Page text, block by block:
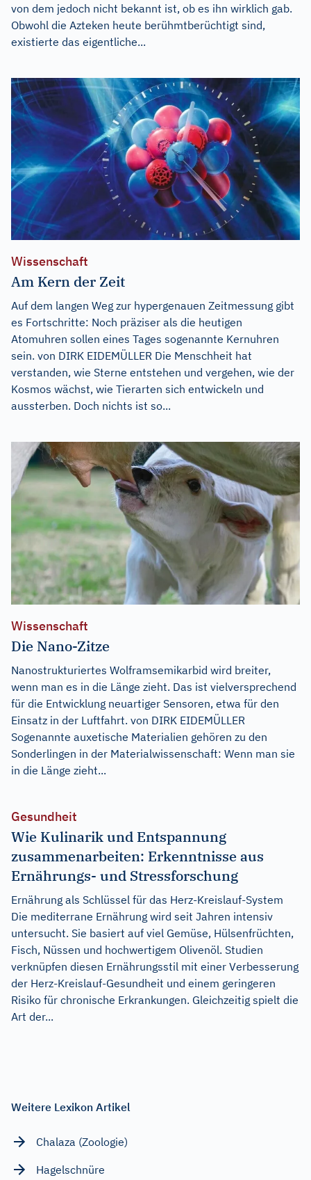
von dem jedoch nicht bekannt ist, ob es ihn wirklich gab.
Obwohl die Azteken heute berühmtberüchtigt sind,
existierte das eigentliche...
Wissenschaft
Am Kern der Zeit
Auf dem langen Weg zur hypergenauen Zeitmessung gibt
es Fortschritte: Noch präziser als die heutigen
Atomuhren sollen eines Tages sogenannte Kernuhren
sein. von DIRK EIDEMÜLLER Die Menschheit hat
verstanden, wie Sterne entstehen und vergehen, wie der
Kosmos wächst, wie Tierarten sich entwickeln und
aussterben. Doch nichts ist so...
Wissenschaft
Die Nano-Zitze
Nanostrukturiertes Wolframsemikarbid wird breiter,
wenn man es in die Länge zieht. Das ist vielversprechend
für die Entwicklung neuartiger Sensoren, etwa für den
Einsatz in der Luftfahrt. von DIRK EIDEMÜLLER
Sogenannte auxetische Materialien gehören zu den
Sonderlingen in der Materialwissenschaft: Wenn man sie
in die Länge zieht...
Gesundheit
Wie Kulinarik und Entspannung
zusammenarbeiten: Erkenntnisse aus
Ernährungs- und Stressforschung
Ernährung als Schlüssel für das Herz-Kreislauf-System
Die mediterrane Ernährung wird seit Jahren intensiv
untersucht. Sie basiert auf viel Gemüse, Hülsenfrüchten,
Fisch, Nüssen und hochwertigem Olivenöl. Studien
verknüpfen diesen Ernährungsstil mit einer Verbesserung
der Herz-Kreislauf-Gesundheit und einem geringeren
Risiko für chronische Erkrankungen. Gleichzeitig spielt die
Art der...
Weitere Lexikon Artikel
Chalaza (Zoologie)
Hagelschnüre